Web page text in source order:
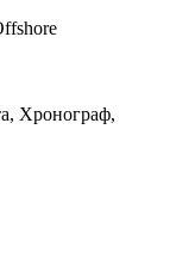
Хронограф,